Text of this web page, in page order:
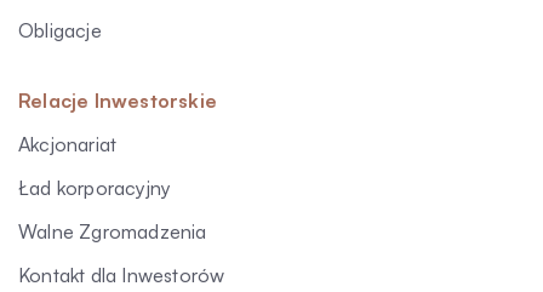
Obligacje
Relacje Inwestorskie
Akcjonariat
Ład korporacyjny
Walne Zgromadzenia
Kontakt dla Inwestorów